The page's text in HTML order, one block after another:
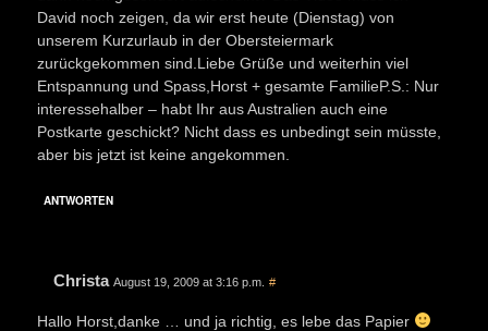
David noch zeigen, da wir erst heute (Dienstag) von
unserem Kurzurlaub in der Obersteiermark
zurückgekommen sind.Liebe Grüße und weiterhin viel
Entspannung und Spass,Horst + gesamte FamilieP.S.: Nur
interessehalber – habt Ihr aus Australien auch eine
Postkarte geschickt? Nicht dass es unbedingt sein müsste,
aber bis jetzt ist keine angekommen.
ANTWORTEN
Christa August 19, 2009 at 3:16 p.m. #
Hallo Horst,danke … und ja richtig, es lebe das Papier